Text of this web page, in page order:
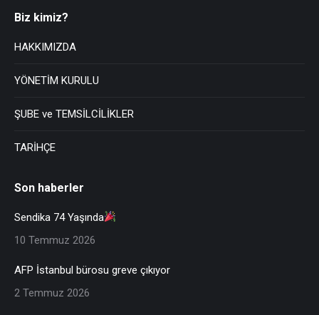
Biz kimiz?
HAKKIMIZDA
YÖNETİM KURULU
ŞUBE ve TEMSİLCİLİKLER
TARİHÇE
Son haberler
Sendika 74 Yaşında
10 Temmuz 2026
AFP İstanbul bürosu greve çıkıyor
2 Temmuz 2026